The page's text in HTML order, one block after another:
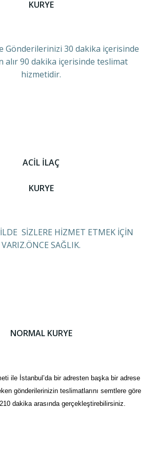
KURYE
Gönderilerinizi 30 dakika içerisinde
alır 90 dakika içerisinde teslimat
hizmetidir.
ACİL İLAÇ
KURYE
SİZLERE HİZMET ETMEK İÇİN
VARIZ.ÖNCE SAĞLIK.
NORMAL KURYE
ile İstanbul’da bir adresten başka bir adrese
gönderilerinizin teslimatlarını semtlere göre
dakika arasında gerçekleştirebilirsiniz.